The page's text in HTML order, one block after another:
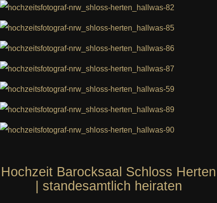
Hochzeit Barocksaal Schloss Herten
| standesamtlich heiraten